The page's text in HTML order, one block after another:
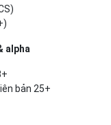
alpha
bản 25+